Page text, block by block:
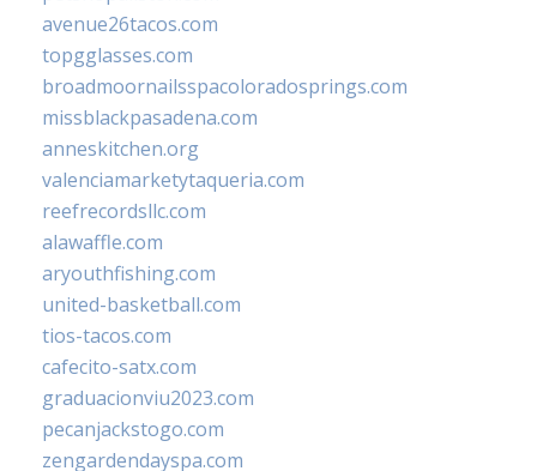
avenue26tacos.com
topgglasses.com
broadmoornailsspacoloradosprings.com
missblackpasadena.com
anneskitchen.org
valenciamarketytaqueria.com
reefrecordsllc.com
alawaffle.com
aryouthfishing.com
united-basketball.com
tios-tacos.com
cafecito-satx.com
graduacionviu2023.com
pecanjackstogo.com
zengardendayspa.com